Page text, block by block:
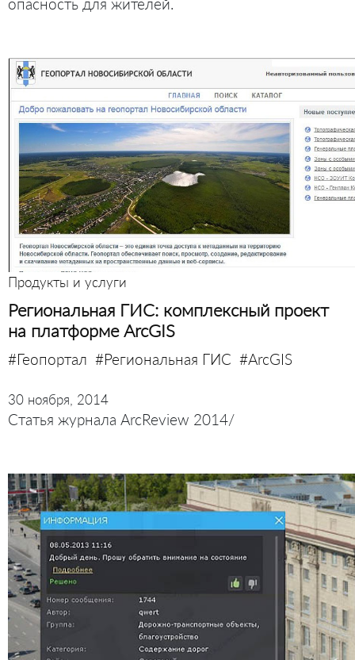
Продукты и услуги
Региональная ГИС: комплексный проект
на платформе ArcGIS
#Геопортал #Региональная ГИС #ArcGIS
30 ноября, 2014
Статья журнала ArcReview 2014/